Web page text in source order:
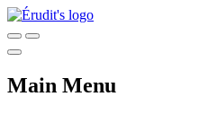
Main Menu